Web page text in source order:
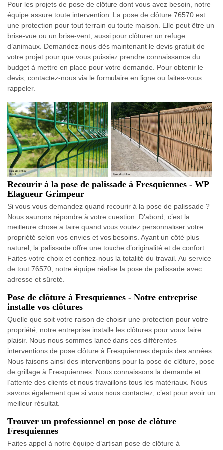
Pour les projets de pose de clôture dont vous avez besoin, notre
équipe assure toute intervention. La pose de clôture 76570 est
une protection pour tout terrain ou toute maison. Elle peut être un
brise-vue ou un brise-vent, aussi pour clôturer un refuge
d’animaux. Demandez-nous dès maintenant le devis gratuit de
votre projet pour que vous puissiez prendre connaissance du
budget à mettre en place pour votre demande. Pour obtenir le
devis, contactez-nous via le formulaire en ligne ou faites-vous
rappeler.
Recourir à la pose de palissade à Fresquiennes - WP
Elagueur Grimpeur
Si vous vous demandez quand recourir à la pose de palissade ?
Nous saurons répondre à votre question. D’abord, c’est la
meilleure chose à faire quand vous voulez personnaliser votre
propriété selon vos envies et vos besoins. Ayant un côté plus
naturel, la palissade offre une touche d’originalité et de confort.
Faites votre choix et confiez-nous la totalité du travail. Au service
de tout 76570, notre équipe réalise la pose de palissade avec
adresse et sûreté.
Pose de clôture à Fresquiennes - Notre entreprise
installe vos clôtures
Quelle que soit votre raison de choisir une protection pour votre
propriété, notre entreprise installe les clôtures pour vous faire
plaisir. Nous nous sommes lancé dans ces différentes
interventions de pose clôture à Fresquiennes depuis des années.
Nous faisons ainsi des interventions pour la pose de clôture, pose
de grillage à Fresquiennes. Nous connaissons la demande et
l’attente des clients et nous travaillons tous les matériaux. Nous
savons également que si vous nous contactez, c’est pour avoir un
meilleur résultat.
Trouver un professionnel en pose de clôture
Fresquiennes
Faites appel à notre équipe d’artisan pose de clôture à